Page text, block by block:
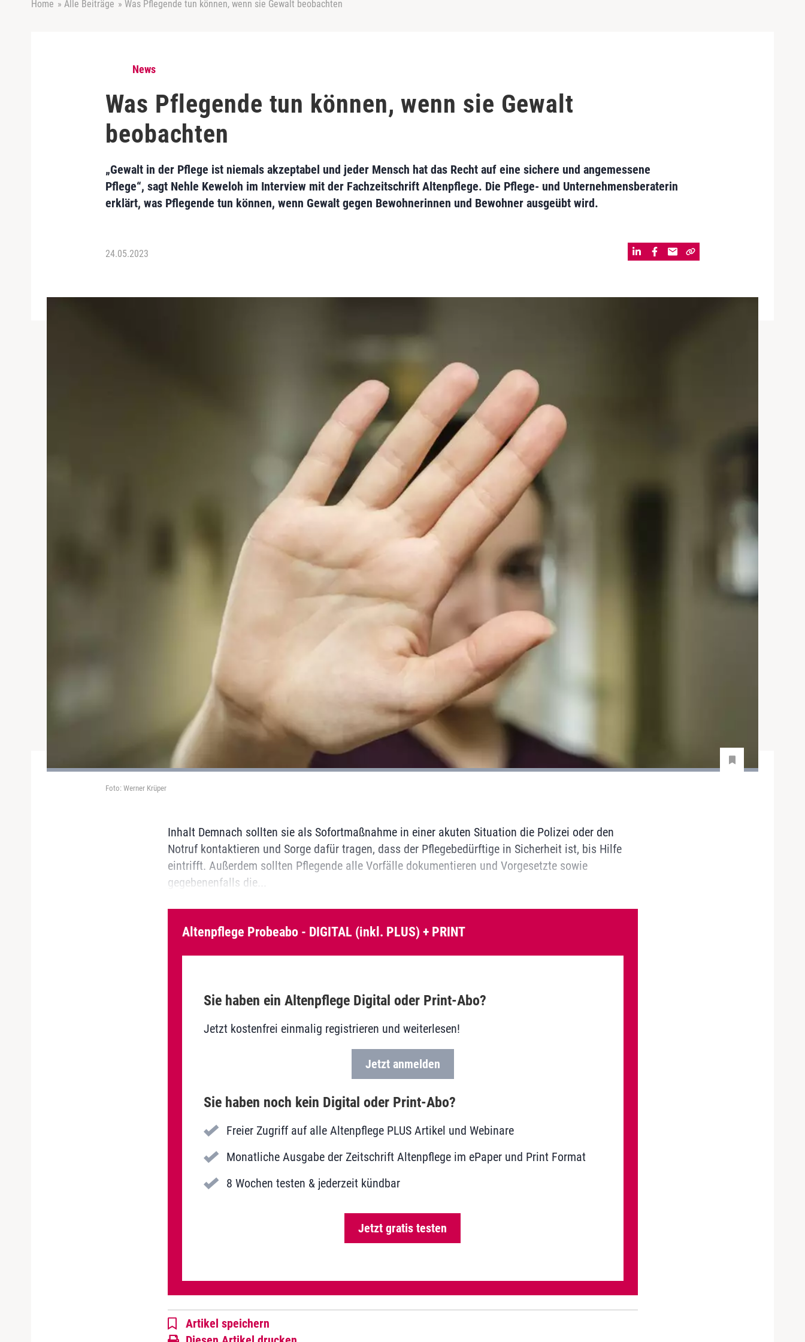
Home » Alle Beiträge » Was Pflegende tun können, wenn sie Gewalt beobachten
News
Was Pflegende tun können, wenn sie Gewalt
beobachten
„Gewalt in der Pflege ist niemals akzeptabel und jeder Mensch hat das Recht auf eine sichere und angemessene
Pflege“, sagt Nehle Keweloh im Interview mit der Fachzeitschrift Altenpflege. Die Pflege- und Unternehmensberaterin
erklärt, was Pflegende tun können, wenn Gewalt gegen Bewohnerinnen und Bewohner ausgeübt wird.
24.05.2023
Foto: Werner Krüper
Inhalt Demnach sollten sie als Sofortmaßnahme in einer akuten Situation die Polizei oder den
Notruf kontaktieren und Sorge dafür tragen, dass der Pflegebedürftige in Sicherheit ist, bis Hilfe
eintrifft. Außerdem sollten Pflegende alle Vorfälle dokumentieren und Vorgesetzte sowie
gegebenenfalls die...
Altenpflege Probeabo - DIGITAL (inkl. PLUS) + PRINT
Sie haben ein Altenpflege Digital oder Print-Abo?
Jetzt kostenfrei einmalig registrieren und weiterlesen!
Jetzt anmelden
Sie haben noch kein Digital oder Print-Abo?
Freier Zugriff auf alle Altenpflege PLUS Artikel und Webinare
Monatliche Ausgabe der Zeitschrift Altenpflege im ePaper und Print Format
8 Wochen testen & jederzeit kündbar
Jetzt gratis testen
Artikel speichern